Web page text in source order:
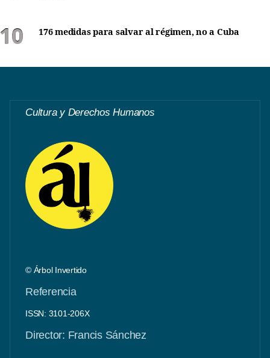
176 medidas para salvar al régimen, no a Cuba
Cultura y Derechos Humanos
© Árbol Invertido
Referencia
ISSN: 3101-206X
Director: Francis Sánchez